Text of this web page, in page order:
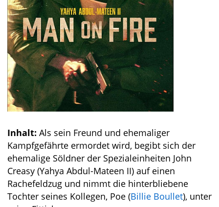
Inhalt: Als sein Freund und ehemaliger
Kampfgefährte ermordet wird, begibt sich der
ehemalige Söldner der Spezialeinheiten John
Creasy (Yahya Abdul-Mateen II) auf einen
Rachefeldzug und nimmt die hinterbliebene
Tochter seines Kollegen, Poe (Billie Boullet), unter